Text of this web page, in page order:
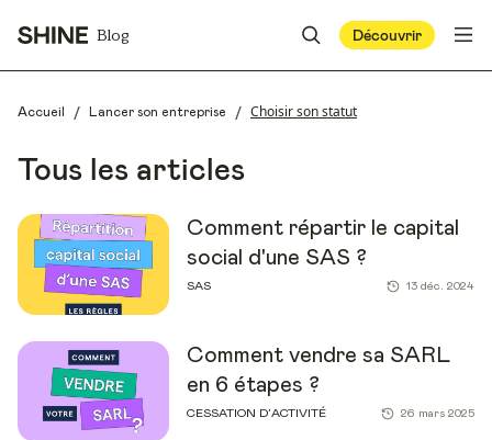
Blog Découvrir
Accueil / Lancer son entreprise / Choisir son statut
Tous les articles
Comment répartir le capital
social d'une SAS ?
SAS 13 déc. 2024
Comment vendre sa SARL
en 6 étapes ?
CESSATION D’ACTIVITÉ 26 mars 2025